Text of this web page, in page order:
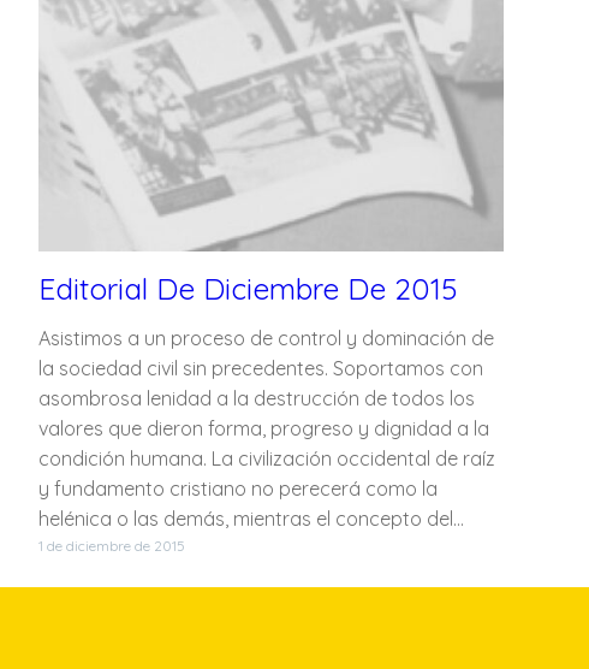
Editorial De Diciembre De 2015
Asistimos a un proceso de control y dominación de
la sociedad civil sin precedentes. Soportamos con
asombrosa lenidad a la destrucción de todos los
valores que dieron forma, progreso y dignidad a la
condición humana. La civilización occidental de raíz
y fundamento cristiano no perecerá como la
helénica o las demás, mientras el concepto del…
1 de diciembre de 2015